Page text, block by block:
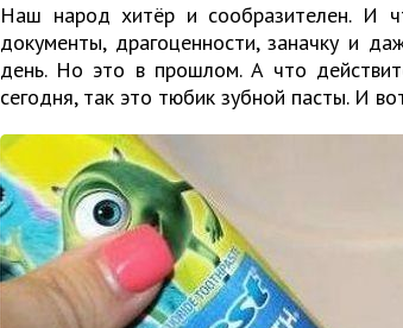
Наш народ хитёр и сообразителен. И
документы, драгоценности, заначку и
день. Но это в прошлом. А что
сегодня, так это тюбик зубной пасты. И